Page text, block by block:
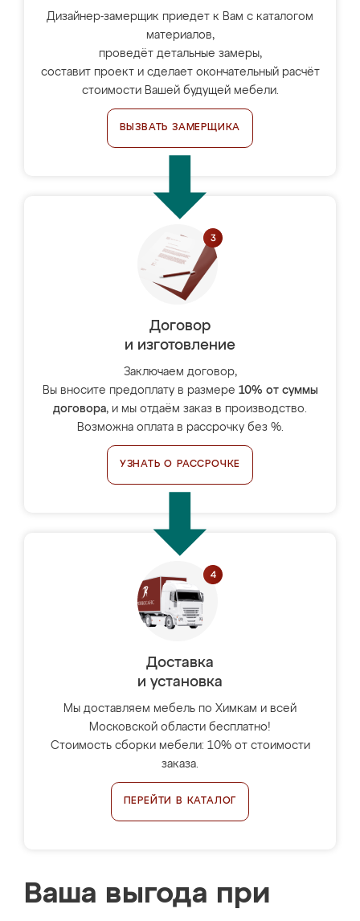
Дизайнер-замерщик приедет к Вам с каталогом
материалов,
проведёт детальные замеры,
составит проект и сделает окончательный расчёт
стоимости Вашей будущей мебели.
ВЫЗВАТЬ ЗАМЕРЩИКА
Договор
и изготовление
Заключаем договор,
Вы вносите предоплату в размере 10% от суммы
договора, и мы отдаём заказ в производство.
Возможна оплата в рассрочку без %.
УЗНАТЬ О РАССРОЧКЕ
Доставка
и установка
Мы доставляем мебель по Химкам и всей
Московской области бесплатно!
Стоимость сборки мебели: 10% от стоимости
заказа.
ПЕРЕЙТИ В КАТАЛОГ
Ваша выгода при